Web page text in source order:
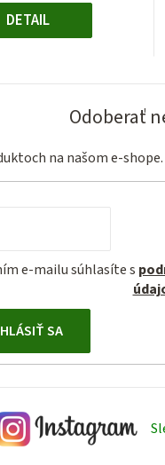
DETAIL
Odoberať
na našom e-shope.
e-mailu súhlasíte s
SA